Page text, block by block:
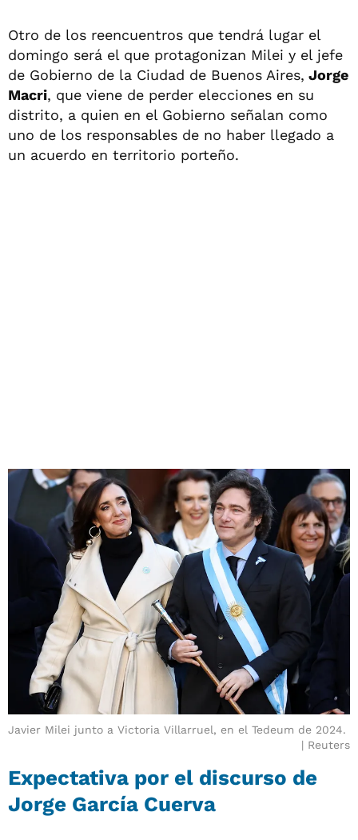
Otro de los reencuentros que tendrá lugar el
domingo será el que protagonizan Milei y el jefe
de Gobierno de la Ciudad de Buenos Aires, Jorge
Macri, que viene de perder elecciones en su
distrito, a quien en el Gobierno señalan como
uno de los responsables de no haber llegado a
un acuerdo en territorio porteño.
Javier Milei junto a Victoria Villarruel, en el Tedeum de 2024.
Reuters
Expectativa por el discurso de
Jorge García Cuerva